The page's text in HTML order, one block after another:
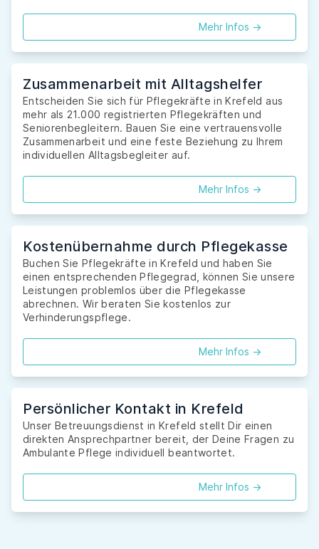
Mehr Infos ->
Zusammenarbeit mit Alltagshelfer
Entscheiden Sie sich für Pflegekräfte in Krefeld aus
mehr als 21.000 registrierten Pflegekräften und
Seniorenbegleitern. Bauen Sie eine vertrauensvolle
Zusammenarbeit und eine feste Beziehung zu Ihrem
individuellen Alltagsbegleiter auf.
Mehr Infos ->
Kostenübernahme durch Pflegekasse
Buchen Sie Pflegekräfte in Krefeld und haben Sie
einen entsprechenden Pflegegrad, können Sie unsere
Leistungen problemlos über die Pflegekasse
abrechnen. Wir beraten Sie kostenlos zur
Verhinderungspflege.
Mehr Infos ->
Persönlicher Kontakt in Krefeld
Unser Betreuungsdienst in Krefeld stellt Dir einen
direkten Ansprechpartner bereit, der Deine Fragen zu
Ambulante Pflege individuell beantwortet.
Mehr Infos ->